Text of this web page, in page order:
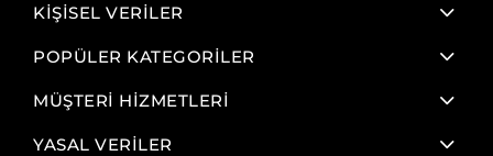
KİŞİSEL VERİLER
POPÜLER KATEGORİLER
MÜŞTERİ HİZMETLERİ
YASAL VERİLER